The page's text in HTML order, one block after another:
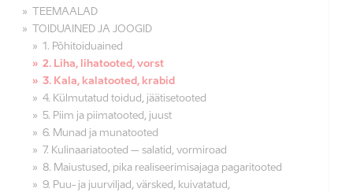
TEEMAALAD
TOIDUAINED JA JOOGID
1. Põhitoiduained
2. Liha, lihatooted, vorst
3. Kala, kalatooted, krabid
4. Külmutatud toidud, jäätisetooted
5. Piim ja piimatooted, juust
6. Munad ja munatooted
7. Kulinaariatooted – salatid, vormiroad
8. Maiustused, pika realiseerimisajaga pagaritooted
9. Puu- ja juurviljad, värsked, kuivatatud,